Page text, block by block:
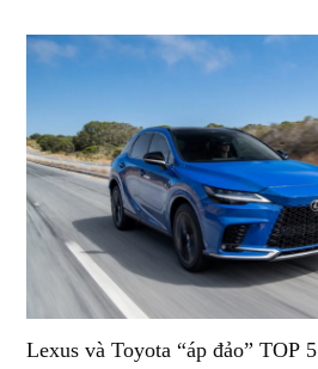
Lexus và Toyota “áp đảo” TOP